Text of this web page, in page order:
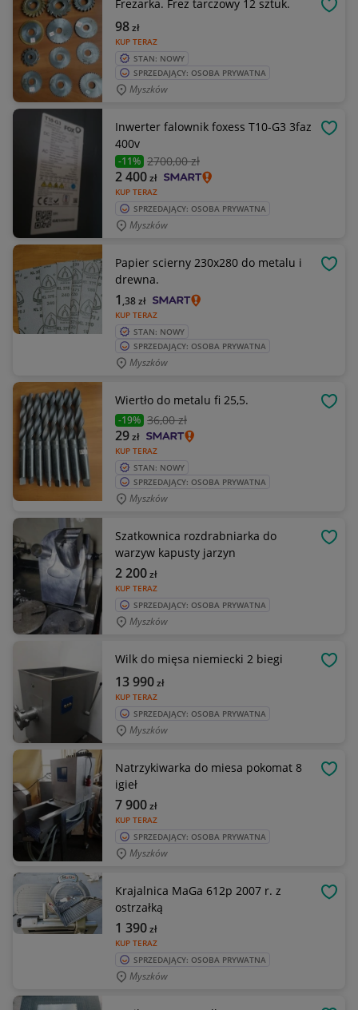
Frezarka. Frez tarczowy 12 sztuk.
KUP TERAZ
98zł
STAN: NOWY
SPRZEDAJĄCY: OSOBA PRYWATNA
Myszków
Inwerter falownik foxess T10-G3 3faz
400v
-11% 2700,00 zł
KUP TERAZ
2 400zł
SPRZEDAJĄCY: OSOBA PRYWATNA
Myszków
Papier scierny 230x280 do metalu i
drewna.
KUP TERAZ
1 ,38zł
STAN: NOWY
SPRZEDAJĄCY: OSOBA PRYWATNA
Myszków
Wiertło do metalu fi 25,5.
-19% 36,00 zł
KUP TERAZ
29zł
STAN: NOWY
SPRZEDAJĄCY: OSOBA PRYWATNA
Myszków
Szatkownica rozdrabniarka do
warzyw kapusty jarzyn
KUP TERAZ
2 200zł
SPRZEDAJĄCY: OSOBA PRYWATNA
Myszków
Wilk do mięsa niemiecki 2 biegi
KUP TERAZ
13 990zł
SPRZEDAJĄCY: OSOBA PRYWATNA
Myszków
Natrzykiwarka do miesa pokomat 8
igieł
KUP TERAZ
7 900zł
SPRZEDAJĄCY: OSOBA PRYWATNA
Myszków
Krajalnica MaGa 612p 2007 r. z
ostrzałką
KUP TERAZ
1 390zł
SPRZEDAJĄCY: OSOBA PRYWATNA
Myszków